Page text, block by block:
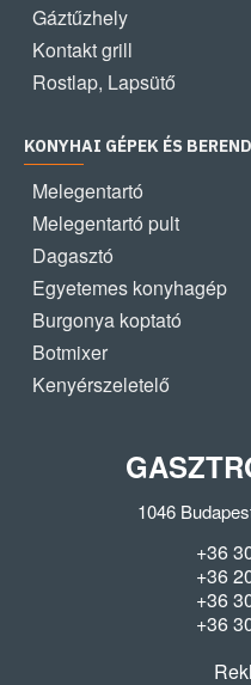
Gáztűzhely
Kontakt grill
Rostlap, Lapsütő
KONYHAI GÉPEK ÉS
Melegentartó
Melegentartó pult
Dagasztó
Egyetemes konyhagép
Burgonya koptató
Botmixer
Kenyérszeletelő
1046
+36
+36
+36
+36